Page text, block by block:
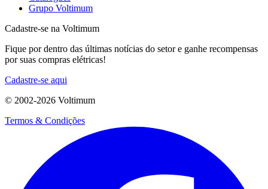
Grupo Voltimum
Cadastre-se na Voltimum
Fique por dentro das últimas notícias do setor e ganhe recompensas
por suas compras elétricas!
Cadastre-se aqui
© 2002-2026 Voltimum
Termos & Condições